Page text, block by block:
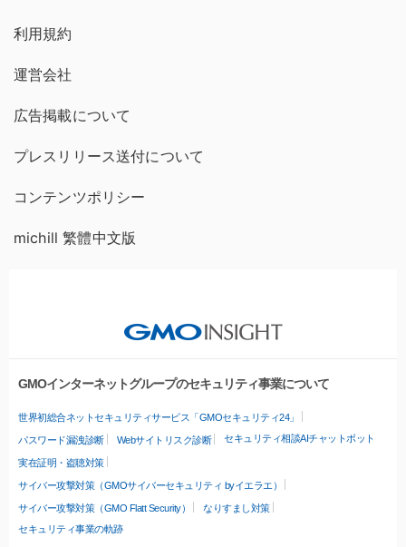
利用規約
運営会社
広告掲載について
プレスリリース送付について
コンテンツポリシー
michill 繁體中文版
GMOインターネットグループのセキュリティ事業について
世界初総合ネットセキュリティサービス「GMOセキュリティ24」
パスワード漏洩診断 Webサイトリスク診断 セキュリティ相談AIチャットボット
実在証明・盗聴対策
サイバー攻撃対策（GMOサイバーセキュリティ byイエラエ）
サイバー攻撃対策（GMO Flatt Security）
なりすまし対策
セキュリティ事業の軌跡